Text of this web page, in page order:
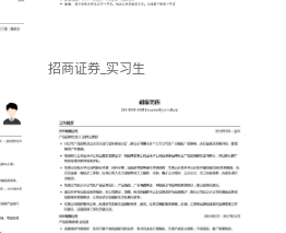
招商证券_实习生